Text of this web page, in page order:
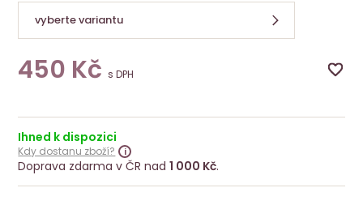
vyberte variantu
450 Kčs DPH
Ihned k dispozici
Kdy dostanu zboží?
Doprava zdarma v ČR nad1 000 Kč.